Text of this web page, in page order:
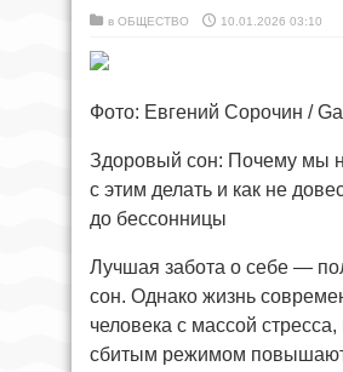
в ОБЩЕСТВО 10.01.2026 03:10
Фото: Евгений Сорочин /
Здоровый сон: Почему мы
с этим делать и как не
до бессонницы
Лучшая забота о себе —
сон. Однако жизнь
человека с массой
сбитым режимом